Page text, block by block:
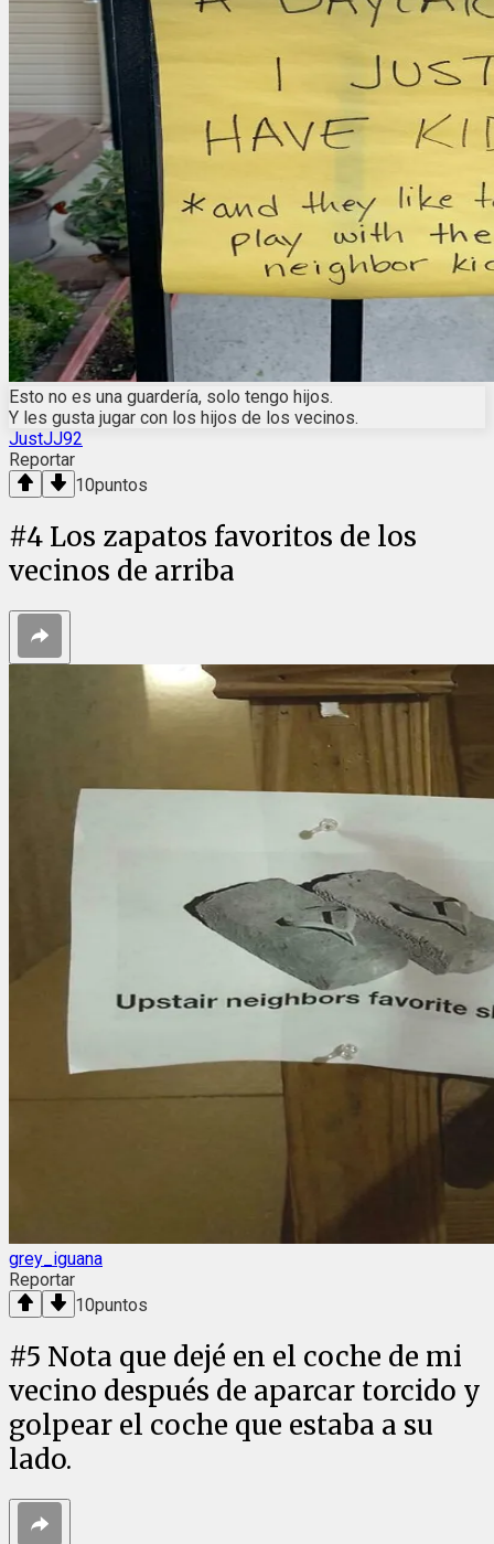
Esto no es una guardería, solo tengo hijos.
Y les gusta jugar con los hijos de los vecinos.
JustJJ92
Reportar
10puntos
#4 Los zapatos favoritos de los
vecinos de arriba
grey_iguana
Reportar
10puntos
#5 Nota que dejé en el coche de mi
vecino después de aparcar torcido y
golpear el coche que estaba a su
lado.